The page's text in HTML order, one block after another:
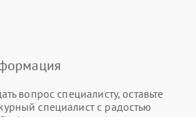
вопрос специалисту, оставьте
специалист с радостью